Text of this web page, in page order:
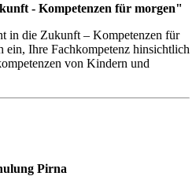
- Kompetenzen für morgen"
in die Zukunft – Kompetenzen für
ein, Ihre Fachkompetenz hinsichtlich
von Kindern und
Pirna